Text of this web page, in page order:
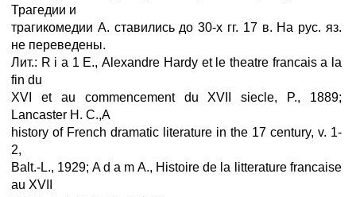
Трагедии и
трагикомедии А. ставились до 30-х гг. 17 в. На рус. яз.
не переведены.
Лит.: R i а 1 Е., Alexandre Hardy et le theatre francais a la
fin du
XVI et au commencement du XVII siecle, P., 1889;
Lancaster H. C.,A
history of French dramatic literature in the 17 century, v. 1-
2,
Balt.-L., 1929; A d a m A., Histoire de la litterature francaise
au XVII